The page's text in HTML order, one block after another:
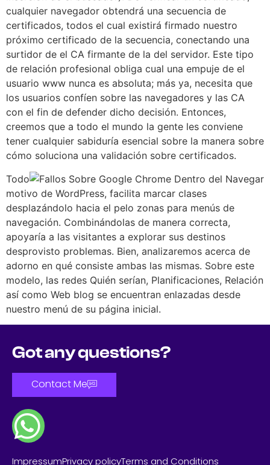
cualquier navegador obtendrá una secuencia de
certificados, todos el cual existirá firmado nuestro
próximo certificado de la secuencia, conectando una
surtidor de el CA firmante de la del servidor. Este tipo
de relación profesional obliga cual una empuje de el
usuario www nunca es absoluta; más ya, necesita que
los usuarios confíen sobre las navegadores y las CA
con el fin de defender dicho decisión. Entonces,
creemos que a todo el mundo la gente les conviene
tener cualquier sabiduría esencial sobre la manera sobre
cómo soluciona una validación sobre certificados.
Todo
motivo de WordPress, facilita marcar clases
desplazándolo hacia el pelo zonas para menús de
navegación. Combinándolas de manera correcta,
apoyaría a las visitantes a explorar sus destinos
desprovisto problemas. Bien, analizaremos acerca de
adorno en qué consiste ambas las mismas. Sobre este
modelo, las redes Quién serían, Planificaciones, Relación
así­ como Web blog se encuentran enlazadas desde
nuestro menú de su página inicial.
Got any questions?
Contact Me
ImpressumPrivacy policyTerms and Conditions